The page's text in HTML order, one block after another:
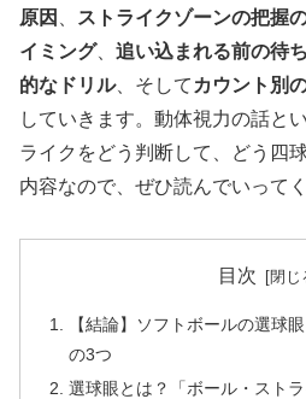
原因
ストライクゾーンの把握
イミング、 追い込まれる前の待
的なドリル、そして カウント別
していきます。動体視力の話と
ライクをどう判断して、どう四
内容なので、ぜひ読んでいってく
目次
【結論】ソフトボールの選球
の3つ
選球眼とは？「ボール・スト